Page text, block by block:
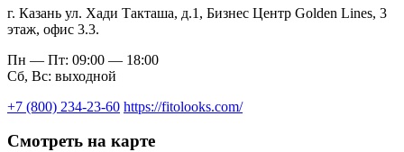
г. Казань ул. Хади Такташа, д.1, Бизнес Центр Golden Lines, 3
этаж, офис 3.3.
Пн — Пт: 09:00 — 18:00
Сб, Вс: выходной
+7 (800) 234-23-60‬ https://fitolooks.com/
Смотреть на карте